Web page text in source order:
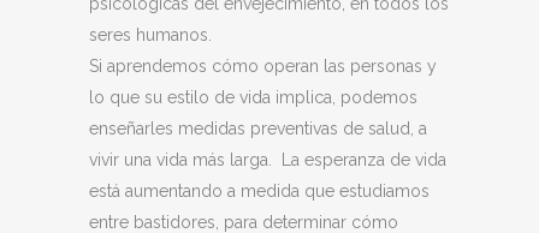
seres humanos.
Si aprendemos cómo operan las personas y
lo que su estilo de vida implica, podemos
enseñarles medidas preventivas de salud, a
vivir una vida más larga. La esperanza de vida
está aumentando a medida que estudiamos
entre bastidores, para determinar cómo